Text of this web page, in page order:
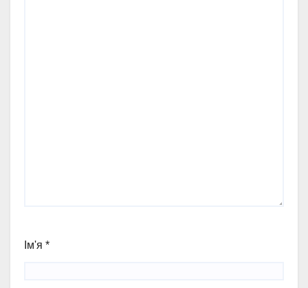
Ім'я *